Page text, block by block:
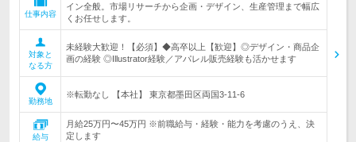
仕事内容
イン全般。市場リサーチから企画・デザイン、生産管理まで幅広
くお任せします。
対象と
なる方
未経験大歓迎！【必須】◆高卒以上【歓迎】◎デザイン・商品企
画の経験 ◎Illustrator経験／アパレル販売経験も活かせます
勤務地
※転勤なし 【本社】 東京都墨田区両国3-11-6
給与
月給25万円〜45万円 ※前職給与・経験・能力を考慮のうえ、決
定します